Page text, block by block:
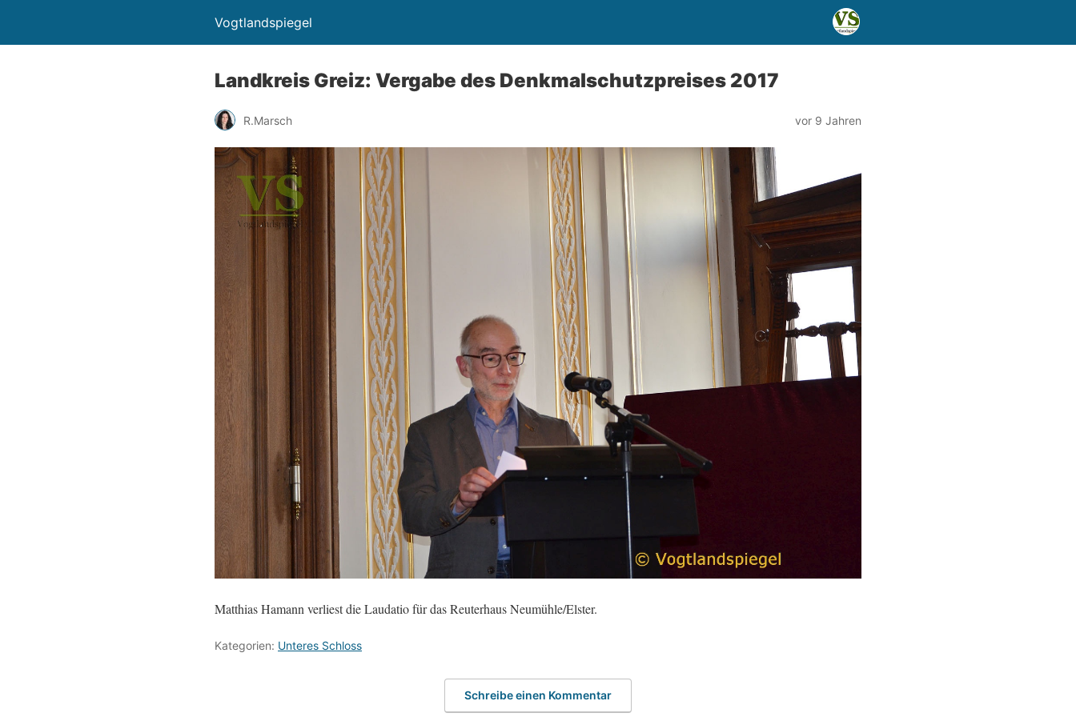
Vogtlandspiegel
Landkreis Greiz: Vergabe des Denkmalschutzpreises 2017
R.Marsch vor 9 Jahren
Matthias Hamann verliest die Laudatio für das Reuterhaus Neumühle/Elster.
Kategorien: Unteres Schloss
Schreibe einen Kommentar